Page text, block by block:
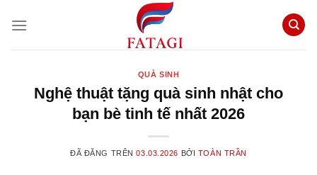
đến
QUÀ SINH
Nghệ thuật tặng quà sinh nhật cho
bạn bè tinh tế nhất 2026
ĐÃ ĐĂNG TRÊN03.03.2026 BỞI TOÀN TRẦN